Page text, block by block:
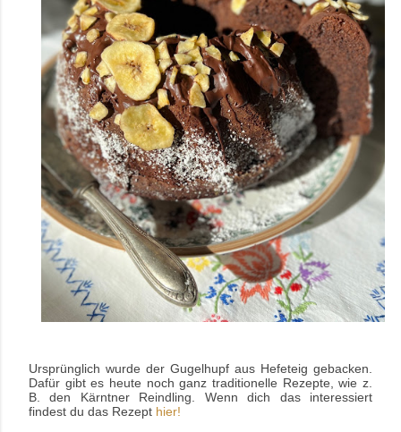
Ursprünglich wurde der Gugelhupf aus Hefeteig gebacken.
Dafür gibt es heute noch ganz traditionelle Rezepte, wie z.
B. den Kärntner Reindling. Wenn dich das interessiert
findest du das Rezept hier!